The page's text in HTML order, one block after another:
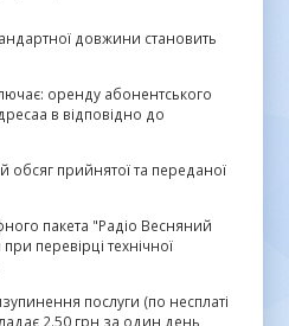
довжини становить
оренду абонентського
в відповідно до
обсяг прийнятої та переданої
пакета "Радіо Весняний
перевірці технічної
послуги (по несплаті
2.50 грн за один день